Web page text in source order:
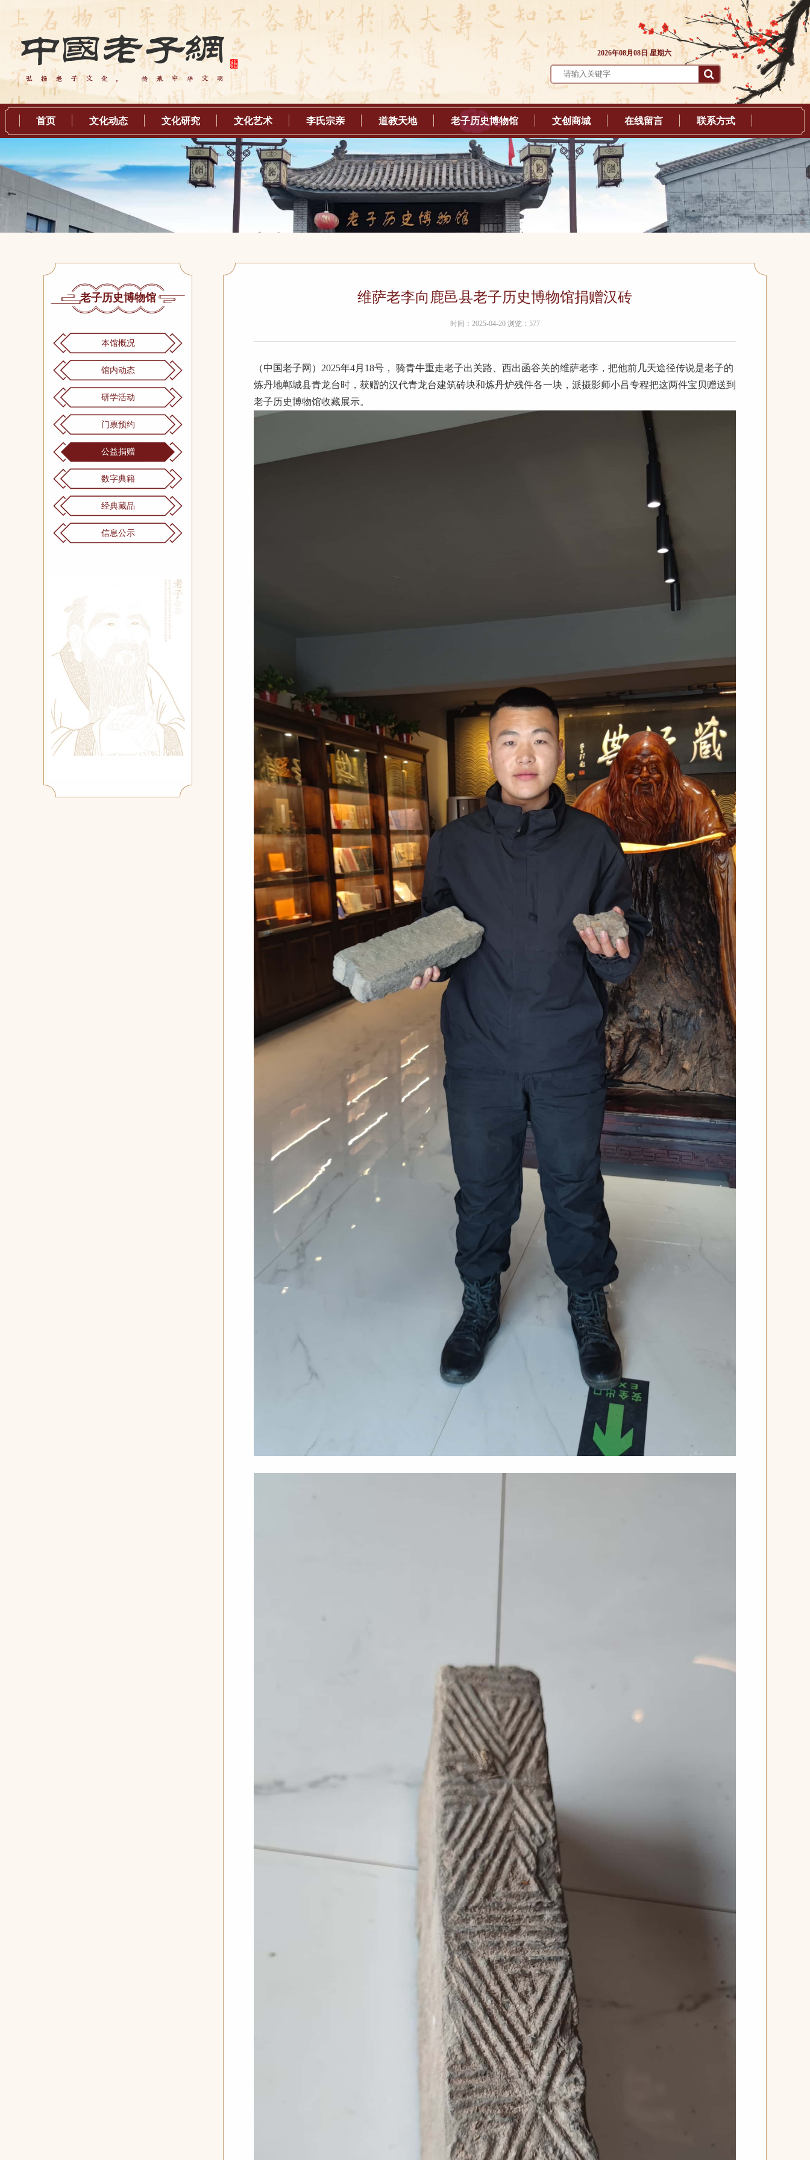
2026年08月08日 星期六
首页 文化动态 文化研究 文化艺术 李氏宗亲 道教天地 老子历史博物馆 文创商城 在线留言 联系方式
老子历史博物馆
本馆概况
馆内动态
研学活动
门票预约
公益捐赠
数字典籍
经典藏品
信息公示
维萨老李向鹿邑县老子历史博物馆捐赠汉砖
时间：2025-04-20 浏览：577
（中国老子网）2025年4月18号， 骑青牛重走老子出关路、西出函谷关的维萨老李，把他前几天途径传说是老子的
炼丹地郸城县青龙台时，获赠的汉代青龙台建筑砖块和炼丹炉残件各一块，派摄影师小吕专程把这两件宝贝赠送到
老子历史博物馆收藏展示。